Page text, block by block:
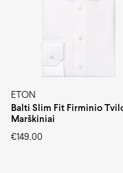
ETON
Balti Slim Fit Firminio
Marškiniai
€149.00